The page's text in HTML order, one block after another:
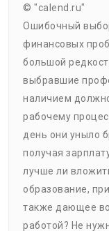
© "calend.ru"
Ошибочный
финансовых
большой
выбравшие
наличием
рабочему
день они уныло
получая
лучше ли
образование,
также дающее
работой? Не